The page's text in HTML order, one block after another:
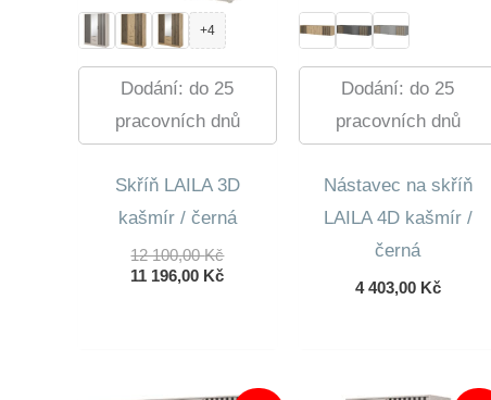
+4
Dodání: do 25
pracovních dnů
Skříň LAILA 3D
kašmír / černá
12 100,00KčPůvodní
Cena
11 196,00 KčAktuální
Dodání: do 25
pracovních dnů
Nástavec na skříň
LAILA 4D kašmír /
černá
4 403,00 Kč